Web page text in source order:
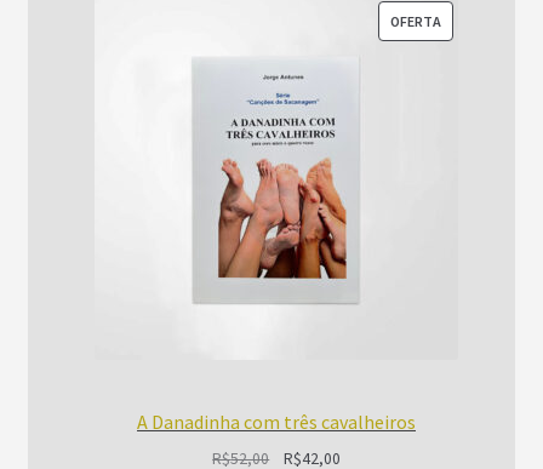
OFERTA
A Danadinha com três cavalheiros
R$52,00 R$42,00O